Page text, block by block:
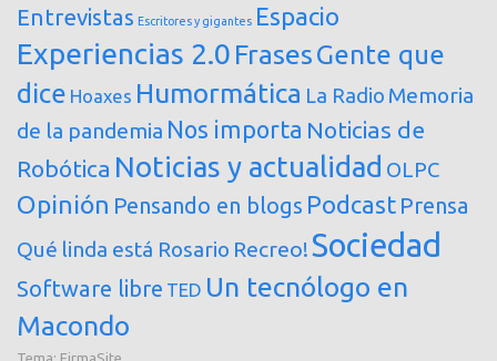
Entrevistas Escritores y gigantes Espacio
Experiencias 2.0 FrasesGente que
dice Hoaxes Humormática La Radio Memoria
de la pandemia Nos importa Noticias de
Robótica Noticias y actualidad OLPC
Opinión Pensando en blogs Podcast Prensa
Qué linda está Rosario Recreo!Sociedad
Software libre TED Un tecnólogo en
Macondo
Tema: FirmaSite